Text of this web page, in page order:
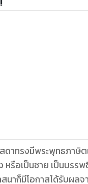
าทรงมีพระพุทธภาษิต
หรือเป็นชาย เป็นบร
นาก็มีโอกาสได้รับผล